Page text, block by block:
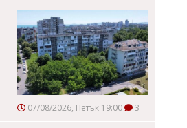
07/08/2026, Петък 19:00 3